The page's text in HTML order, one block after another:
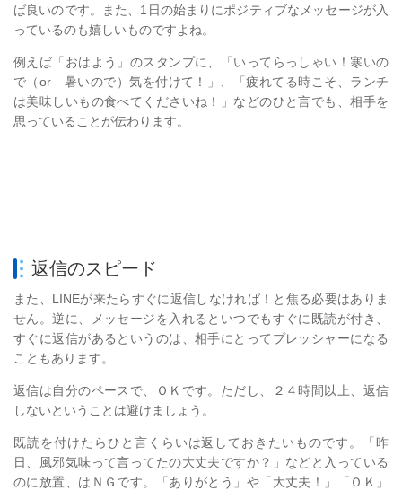
ば良いのです。また、1日の始まりにポジティブなメッセージが入
っているのも嬉しいものですよね。
例えば「おはよう」のスタンプに、「いってらっしゃい！寒いの
で（or 暑いので）気を付けて！」、「疲れてる時こそ、ランチ
は美味しいもの食べてくださいね！」などのひと言でも、相手を
思っていることが伝わります。
返信のスピード
また、LINEが来たらすぐに返信しなければ！と焦る必要はありま
せん。逆に、メッセージを入れるといつでもすぐに既読が付き、
すぐに返信があるというのは、相手にとってプレッシャーになる
こともあります。
返信は自分のペースで、ＯＫです。ただし、２４時間以上、返信
しないということは避けましょう。
既読を付けたらひと言くらいは返しておきたいものです。「昨
日、風邪気味って言ってたの大丈夫ですか？」などと入っている
のに放置、はＮＧです。「ありがとう」や「大丈夫！」「ＯＫ」